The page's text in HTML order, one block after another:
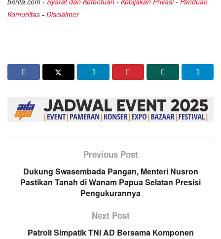
Komunitas - Disclaimer
Previous Post
Dukung Swasembada Pangan, Menteri Nusron
Pastikan Tanah di Wanam Papua Selatan Presisi
Pengukurannya
Next Post
Patroli Simpatik TNI AD Bersama Komponen